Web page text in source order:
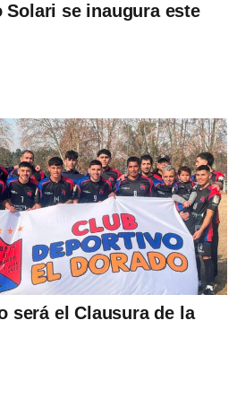
se inaugura este
será el Clausura de la